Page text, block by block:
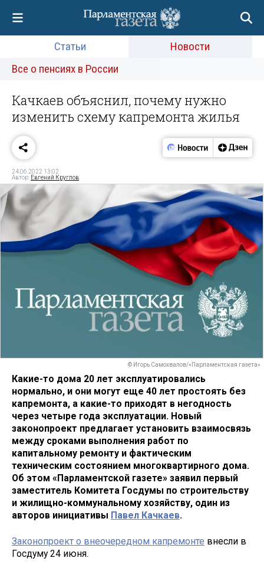
Статьи
Новости
Все о пенсиях в России
Качкаев объяснил, почему нужно
изменить схему капремонта жилья
24.06.2022 13:02
Автор: Евгений Круглов
© Игорь Самохвалов/«Парламентская газета»
Какие-то дома 20 лет эксплуатировались
нормально, и они могут еще 40 лет простоять без
капремонта, а какие-то приходят в негодность
через четыре года эксплуатации. Новый
законопроект предлагает установить взаимосвязь
между сроками выполнения работ по
капитальному ремонту и фактическим
техническим состоянием многоквартирного дома.
Об этом «Парламентской газете» заявил первый
заместитель Комитета Госдумы по строительству
и жилищно-коммунальному хозяйству, один из
авторов инициативы Павел Качкаев.
Законопроект о внеочередном капремонте внесли в
Госдуму 24 июня.